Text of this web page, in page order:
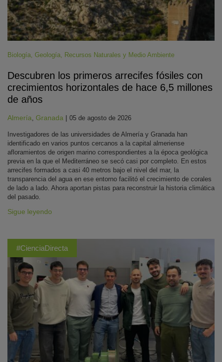
Biología, Geología, Recursos Naturales y Medio Ambiente
Descubren los primeros arrecifes fósiles con
crecimientos horizontales de hace 6,5 millones
de años
Almería Granada | 05 de agosto de 2026
Investigadores de las universidades de Almería y Granada han
identificado en varios puntos cercanos a la capital almeriense
afloramientos de origen marino correspondientes a la época geológica
previa en la que el Mediterráneo se secó casi por completo. En estos
arrecifes formados a casi 40 metros bajo el nivel del mar, la
transparencia del agua en ese entorno facilitó el crecimiento de corales
de lado a lado. Ahora aportan pistas para reconstruir la historia climática
del pasado.
Sigue leyendo
#CienciaDirecta